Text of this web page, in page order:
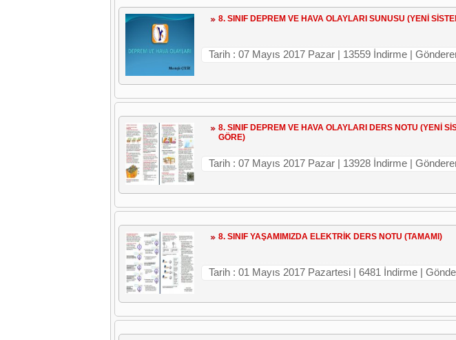
8. SINIF DEPREM VE HAVA OLAYLARI SUNUSU (YENİ
Tarih : 07 Mayıs 2017 Pazar | 13559 İndirme |
8. SINIF DEPREM VE HAVA OLAYLARI DERS NOTU (YENİ
GÖRE)
Tarih : 07 Mayıs 2017 Pazar | 13928 İndirme |
8. SINIF YAŞAMIMIZDA ELEKTRİK DERS NOTU (TAMAMI)
Tarih : 01 Mayıs 2017 Pazartesi | 6481 İndirme |